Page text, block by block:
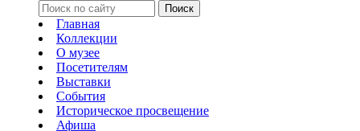
Главная
Коллекции
О музее
Посетителям
Выставки
События
Историческое просвещение
Афиша